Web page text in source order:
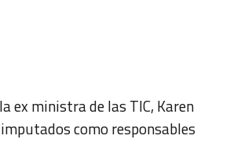
ex ministra de las TIC, Karen
como responsables